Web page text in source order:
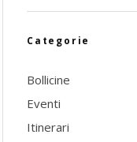
Categorie
Bollicine
Eventi
Itinerari